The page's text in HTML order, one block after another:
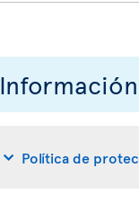
Política de